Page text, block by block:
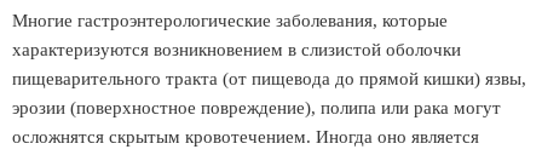
Многие гастроэнтерологические заболевания, которые
характеризуются возникновением в слизистой оболочки
пищеварительного тракта (от пищевода до прямой кишки) язвы,
эрозии (поверхностное повреждение), полипа или рака могут
осложнятся скрытым кровотечением. Иногда оно является